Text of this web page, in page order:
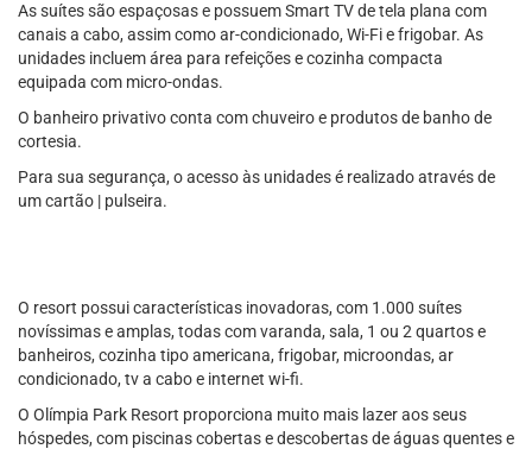
As suítes são espaçosas e possuem Smart TV de tela plana com
canais a cabo, assim como ar-condicionado, Wi-Fi e frigobar. As
unidades incluem área para refeições e cozinha compacta
equipada com micro-ondas.
O banheiro privativo conta com chuveiro e produtos de banho de
cortesia.
Para sua segurança, o acesso às unidades é realizado através de
um cartão | pulseira.
O resort possui características inovadoras, com 1.000 suítes
novíssimas e amplas, todas com varanda, sala, 1 ou 2 quartos e
banheiros, cozinha tipo americana, frigobar, microondas, ar
condicionado, tv a cabo e internet wi-fi.
O Olímpia Park Resort proporciona muito mais lazer aos seus
hóspedes, com piscinas cobertas e descobertas de águas quentes e